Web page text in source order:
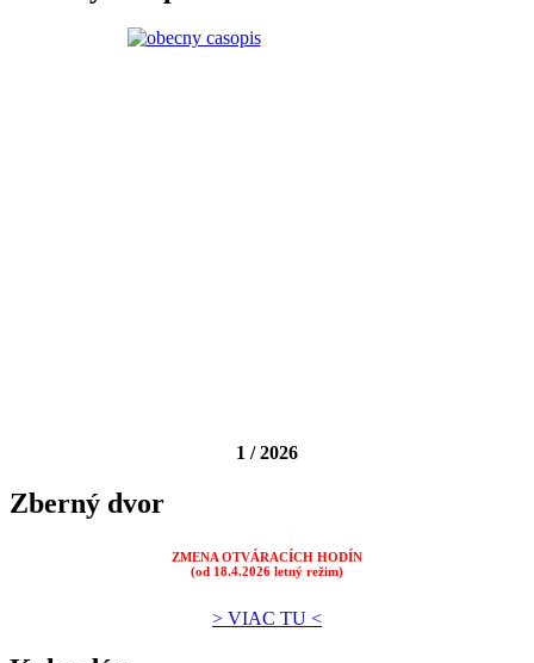
1 / 2026
Zberný dvor
ZMENA OTVÁRACÍCH HODÍN
(od 18.4.2026 letný režim)
> VIAC TU <